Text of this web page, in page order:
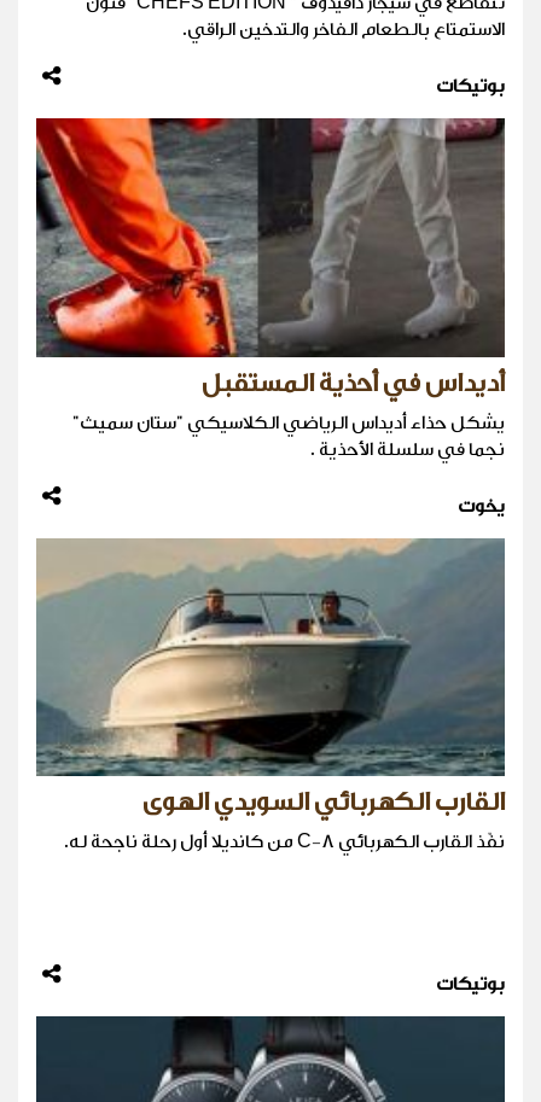
الاستمتاع بالطعام الفاخر والتدخين الراقي.
بوتيكات
أديداس في أحذية المستقبل
يشكل حذاء أديداس الرياضي الكلاسيكي "ستان سميث"
نجما في سلسلة الأحذية .
يخوت
القارب الكهربائي السويدي الهوى
نفّذ القارب الكهربائي C-8 من كانديلا أول رحلة ناجحة له.
بوتيكات